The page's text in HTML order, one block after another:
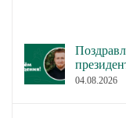
04.08.2026